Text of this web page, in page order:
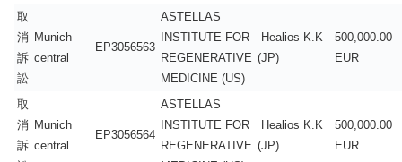
取
消
訴
訟
Munich
central
EP3056563
ASTELLAS
INSTITUTE FOR
REGENERATIVE
MEDICINE (US)
Healios K.K
(JP)
500,000.00
EUR
取
消
訴
Munich
central
EP3056564
ASTELLAS
INSTITUTE FOR
REGENERATIVE
Healios K.K
(JP)
500,000.00
EUR